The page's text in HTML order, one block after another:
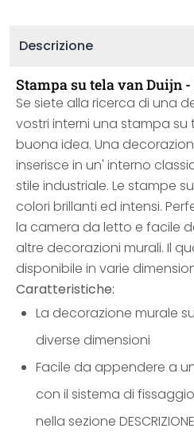
Descrizione
Stampa su tela van Duijn
Se siete alla ricerca di una
vostri interni una stampa su
buona idea. Una
inserisce in un' interno
stile industriale. Le stampe
colori brillanti ed intensi.
la camera da letto e facile
altre decorazioni murali. Il
disponibile in varie
Caratteristiche:
La decorazione murale
diverse dimensioni
Facile da appendere a
con il sistema di
nella sezione DESCRIZIONE